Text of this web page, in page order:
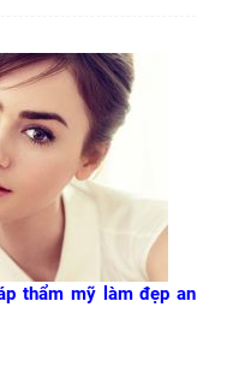
thẩm mỹ làm đẹp an